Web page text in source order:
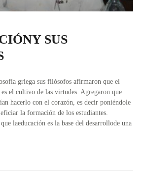
SUS
griega sus filósofos afirmaron que el
el cultivo de las virtudes. Agregaron que
hacerlo con el corazón, es decir poniéndole
la formación de los estudiantes.
laeducación es la base del desarrollode una